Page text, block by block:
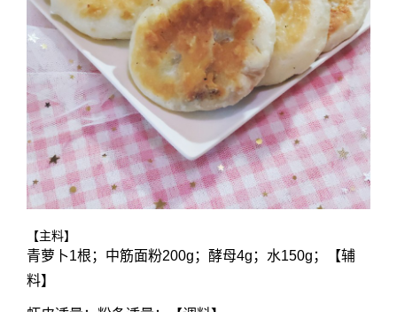
【主料】
青萝卜1根；中筋面粉200g；酵母4g；水150g；【辅
料】